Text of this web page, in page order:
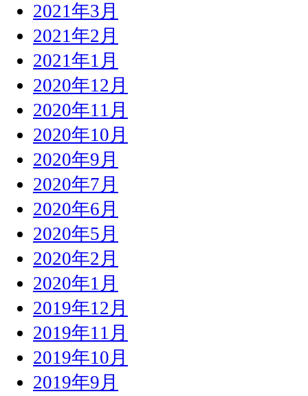
2021年3月
2021年2月
2021年1月
2020年12月
2020年11月
2020年10月
2020年9月
2020年7月
2020年6月
2020年5月
2020年2月
2020年1月
2019年12月
2019年11月
2019年10月
2019年9月